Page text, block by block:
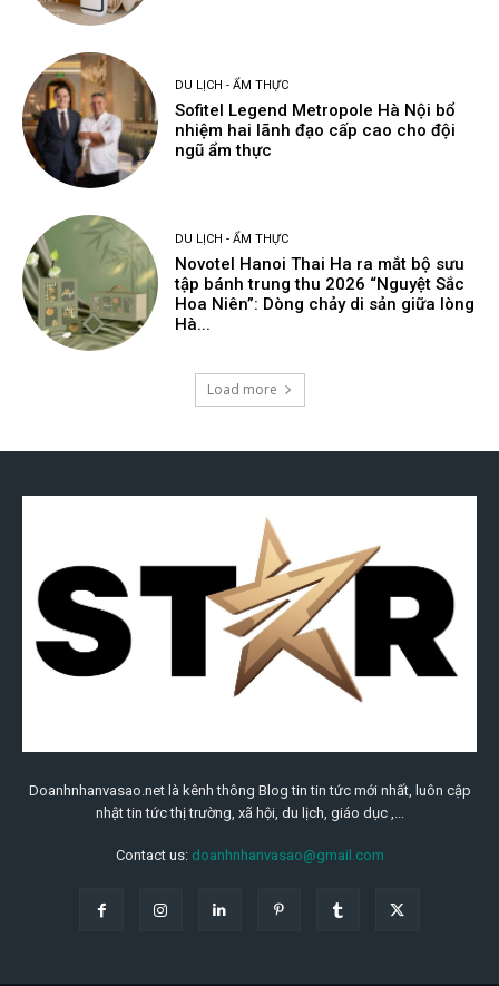
Doanhnhanvasao.net là kênh thông Blog tin tin tức mới nhất, luôn cập
nhật tin tức thị trường, xã hội, du lịch, giáo dục ,...
Contact us: doanhnhanvasao@gmail.com